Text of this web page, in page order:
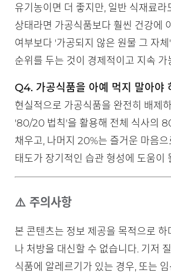
유기농이면 더 좋지만, 일반 식재료라
상태라면 가공식품보다 훨씬 건강에
여부보다 '가공되지 않은 원물 그 자
순위를 두는 것이 경제적이고 지속 가
Q4. 가공식품을 아예 먹지 말아야
현실적으로 가공식품을 완전히 배제
'80/20 법칙'을 활용해 전체 식사의
채우고, 나머지 20%는 즐거운 마음
태도가 장기적인 습관 형성에 도움이
⚠️ 주의사항
본 콘텐츠는 정보 제공을 목적으로 하
나 처방을 대신할 수 없습니다. 기저
식품에 알레르기가 있는 경우, 또는 임